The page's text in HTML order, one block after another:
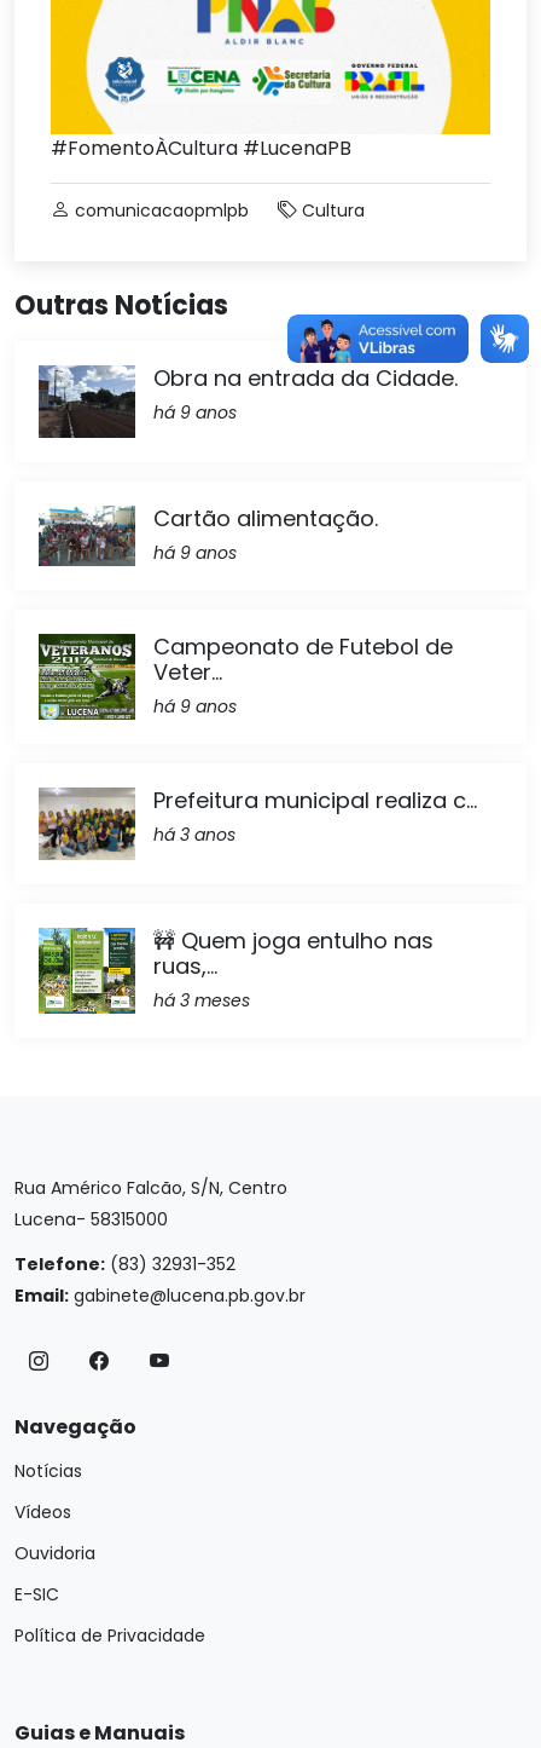
#FomentoÀCultura #LucenaPB
comunicacaopmlpb Cultura
Outras Notícias
Obra na entrada da Cidade.
há 9 anos
Cartão alimentação.
há 9 anos
Campeonato de Futebol de
Veter...
há 9 anos
Prefeitura municipal realiza c...
há 3 anos
🚧 Quem joga entulho nas
ruas,...
há 3 meses
Rua Américo Falcão, S/N, Centro
Lucena- 58315000
Telefone: (83) 32931-352
Email: gabinete@lucena.pb.gov.br
Navegação
Notícias
Vídeos
Ouvidoria
E-SIC
Política de Privacidade
Guias e Manuais